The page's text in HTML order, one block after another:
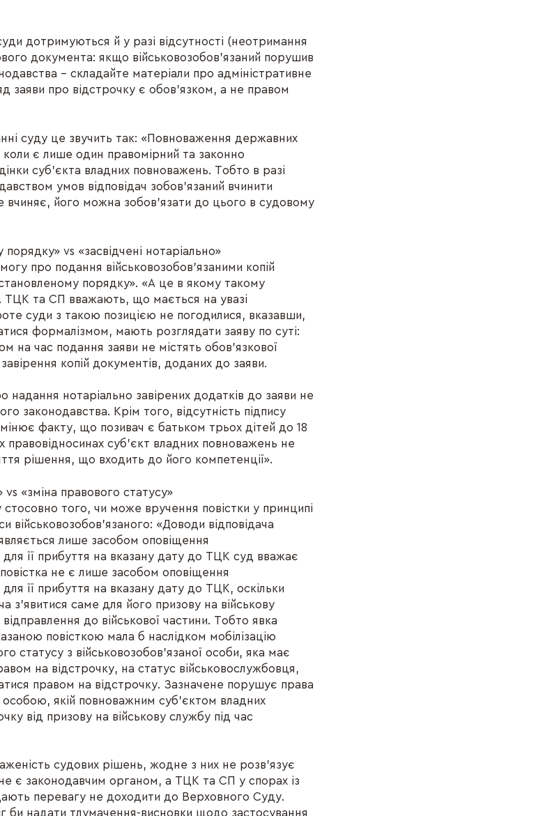
дотримуються й у разі відсутності (неотримання
документа: якщо військовозобов’язаний порушив
– складайте матеріали про адміністративне
заяви про відстрочку є обов’язком, а не правом
суду це звучить так: «Повноваження державних
є лише один правомірний та законно
суб'єкта владних повноважень. Тобто в разі
умов відповідач зобов'язаний вчинити
вчиняє, його можна зобов'язати до цього в судовому
vs «засвідчені нотаріально»
про подання військовозобов'язаними копій
порядку». «А це в якому такому
ТЦК та СП вважають, що мається на увазі
суди з такою позицією не погодилися, вказавши,
формалізмом, мають розглядати заяву по суті:
на час подання заяви не містять обов'язкової
копій документів, доданих до заяви.
надання нотаріально завірених додатків до заяви не
законодавства. Крім того, відсутність підпису
факту, що позивач є батьком трьох дітей до 18
правовідносинах суб'єкт владних повноважень не
рішення, що входить до його компетенції».
vs «зміна правового статусу»
того, чи може вручення повістки у принципі
військовозобов’язаного: «Доводи відповідача
лише засобом оповіщення
для її прибуття на вказану дату до ТЦК суд вважає
не є лише засобом оповіщення
для її прибуття на вказану дату до ТЦК, оскільки
з'явитися саме для його призову на військову
відправлення до військової частини. Тобто явка
повісткою мала б наслідком мобілізацію
статусу з військовозобов’язаної особи, яка має
на відстрочку, на статус військовослужбовця,
правом на відстрочку. Зазначене порушує права
особою, якій повноважним суб'єктом владних
від призову на військову службу під час
судових рішень, жодне з них не розв'язує
є законодавчим органом, а ТЦК та СП у спорах із
перевагу не доходити до Верховного Суду.
би надати тлумачення-висновки щодо застосування